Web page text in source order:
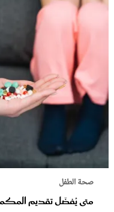
صحة الطفل
متى يُفضَل تقديم